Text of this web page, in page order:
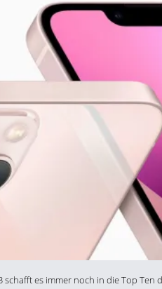
schafft es immer noch in die Top